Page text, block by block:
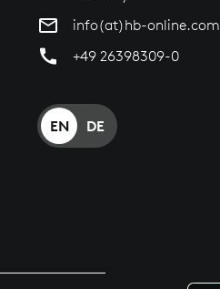
info(at)hb-online.com
+49 26398309-0
DE
EN